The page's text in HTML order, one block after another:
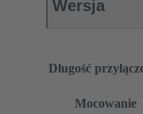
Wersja
Długość
Mocowanie